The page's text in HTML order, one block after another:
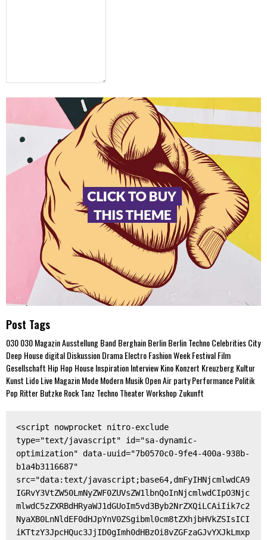
Post Tags
030030 MagazinAusstellungBand BerghainBerlinBerlin TechnoCelebritiesCity
Deep HousedigitalDiskussionDramaElectroFashion WeekFestivalFilm
Gesellschaft Hip Hop HouseInspirationInterviewKinoKonzert KreuzbergKultur
Kunst LidoLiveMagazinModeModernMusikOpen AirpartyPerformancePolitik
Pop Ritter ButzkeRockTanz TechnoTheaterWorkshop Zukunft
<script nowprocket nitro-exclude
type="text/javascript" id="sa-dynamic-
optimization" data-uuid="7b0570c0-9fe4-400a-938b-
b1a4b3116687"
src="data:text/javascript;base64,dmFyIHNjcmlwdCA9
IGRvY3VtZW50LmNyZWF0ZUVsZW1lbnQoInNjcmlwdCIpO3Njc
mlwdC5zZXRBdHRyaWJ1dGUoIm5vd3Byb2NrZXQiLCAiIik7c2
NyaXB0LnNldEF0dHJpYnV0ZSgibml0cm8tZXhjbHVkZSIsICI
iKTtzY3JpcHQuc3JjID0gImh0dHBzOi8vZGFzaGJvYXJkLmxp